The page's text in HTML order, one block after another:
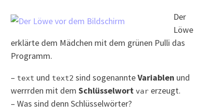
Der
Löwe
erklärte dem Mädchen mit dem grünen Pulli das
Programm.
– text und text2 sind sogenannteVariablen und
werrrden mit demSchlüsselwort var erzeugt.
– Was sind denn Schlüsselwörter?